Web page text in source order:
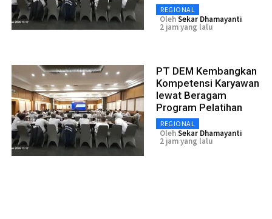
REGIONAL
OlehSekar Dhamayanti
2 jam yang lalu
PT DEM Kembangkan
Kompetensi Karyawan
lewat Beragam
Program Pelatihan
REGIONAL
OlehSekar Dhamayanti
2 jam yang lalu